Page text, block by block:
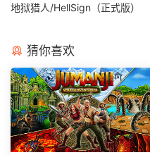
地狱猎人/HellSign（正式版）
猜你喜欢